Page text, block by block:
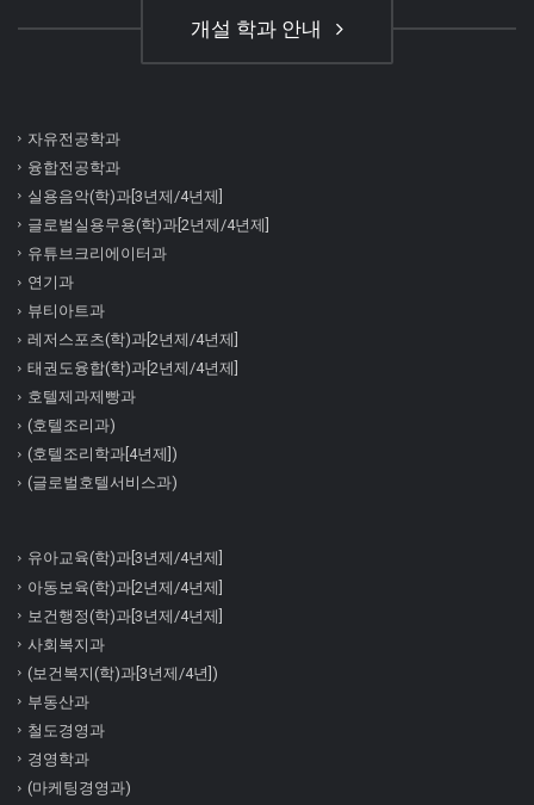
개설 학과 안내
자유전공학과
융합전공학과
실용음악(학)과[3년제/4년제]
글로벌실용무용(학)과[2년제/4년제]
유튜브크리에이터과
연기과
뷰티아트과
레저스포츠(학)과[2년제/4년제]
태권도융합(학)과[2년제/4년제]
호텔제과제빵과
(호텔조리과)
(호텔조리학과[4년제])
(글로벌호텔서비스과)
유아교육(학)과[3년제/4년제]
아동보육(학)과[2년제/4년제]
보건행정(학)과[3년제/4년제]
사회복지과
(보건복지(학)과[3년제/4년])
부동산과
철도경영과
경영학과
(마케팅경영과)